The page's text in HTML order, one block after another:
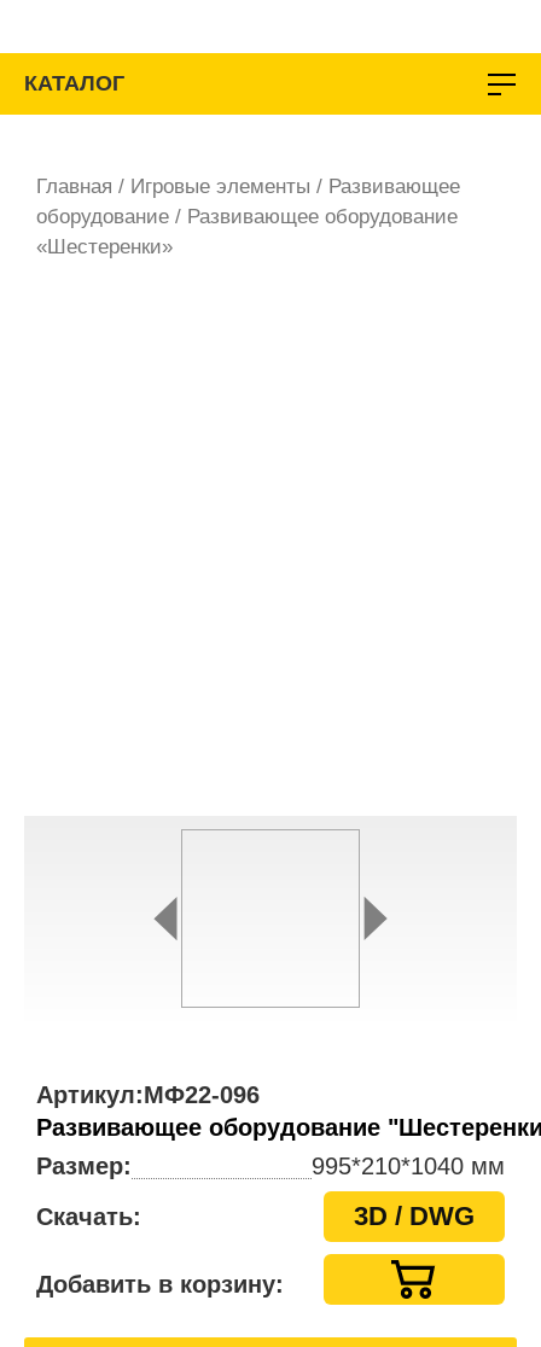
содержимому
КАТАЛОГ
Главная / Игровые элементы / Развивающее
оборудование / Развивающее оборудование
«Шестеренки»
Артикул:МФ22-096
Развивающее оборудование
Размер:
995*210*1040 мм
Скачать:
3D / DWG
Добавить в корзину: